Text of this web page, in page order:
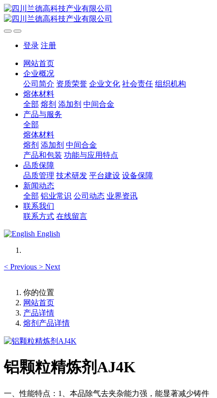
登录 注册
网站首页
企业概况
公司简介 资质荣誉 企业文化 社会责任 组织机构
熔体材料
全部 熔剂 添加剂 中间合金
产品与服务
全部
熔体材料
熔剂 添加剂 中间合金
产品和包装 功能与应用特点
品质保障
品质管理 技术研发 平台建设 设备保障
新闻动态
全部 铝业常识 公司动态 业界资讯
联系我们
联系方式 在线留言
English
< Previous > Next
你的位置
网站首页
产品详情
熔剂产品详情
铝颗粒精炼剂AJ4K
一、性能特点：1、本品除气去夹杂能力强，能显著减少铸件